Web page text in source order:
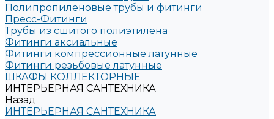
Полипропиленовые трубы и фитинги
Пресс-Фитинги
Трубы из сшитого полиэтилена
Фитинги аксиальные
Фитинги компрессионные латунные
Фитинги резьбовые латунные
ШКАФЫ КОЛЛЕКТОРНЫЕ
ИНТЕРЬЕРНАЯ САНТЕХНИКА
Назад
ИНТЕРЬЕРНАЯ САНТЕХНИКА